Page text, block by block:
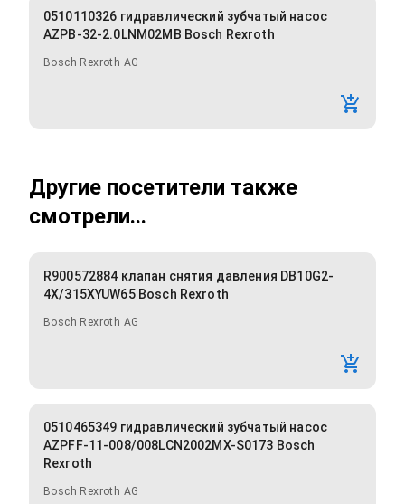
0510110326 гидравлический зубчатый насос
AZPB-32-2.0LNM02MB Bosch Rexroth
Bosch Rexroth AG
Другие посетители также
смотрели...
R900572884 клапан снятия давления DB10G2-
4X/315XYUW65 Bosch Rexroth
Bosch Rexroth AG
0510465349 гидравлический зубчатый насос
AZPFF-11-008/008LCN2002MX-S0173 Bosch
Rexroth
Bosch Rexroth AG